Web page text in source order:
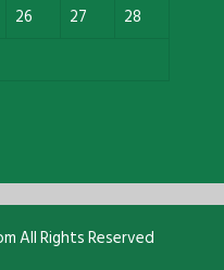
26 27
28
All Rights Reserved